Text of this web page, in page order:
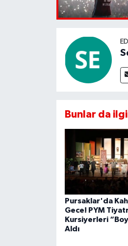
Bunlar da
Pursaklar'da
Gece! PYM
Kursiyerleri
Aldı